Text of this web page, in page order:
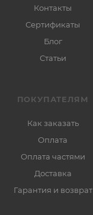
Контакты
Сертификаты
Блог
Статьи
ПОКУПАТЕЛЯМ
Как заказать
Оплата
Оплата частями
Доставка
Гарантия и возврат